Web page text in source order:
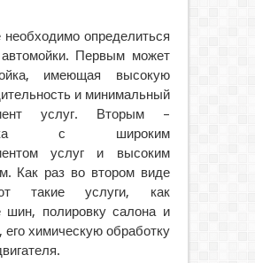
необходимо определиться
Первым может
имеющая высокую
и минимальный
услуг. Вторым –
с широким
услуг и высоким
Как раз во втором виде
такие услуги, как
шин, полировку салона и
его химическую обработку